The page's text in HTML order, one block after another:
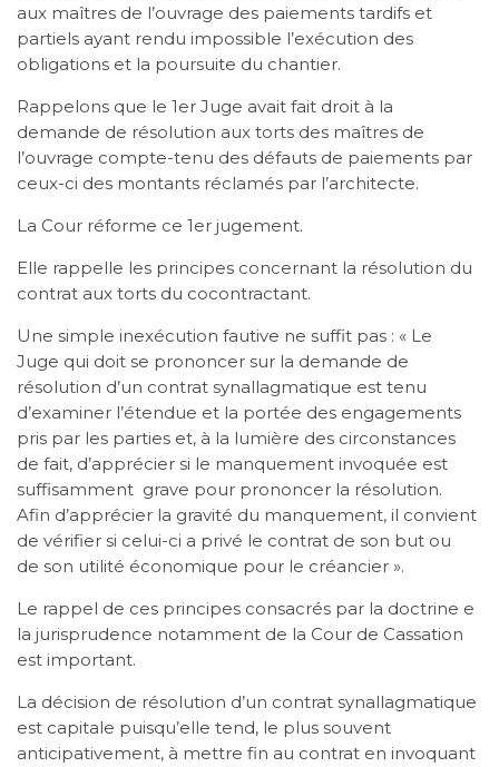
aux maîtres de l’ouvrage des paiements tardifs et
partiels ayant rendu impossible l’exécution des
obligations et la poursuite du chantier.
Rappelons que le 1er Juge avait fait droit à la
demande de résolution aux torts des maîtres de
l’ouvrage compte-tenu des défauts de paiements par
ceux-ci des montants réclamés par l’architecte.
La Cour réforme ce 1er jugement.
Elle rappelle les principes concernant la résolution du
contrat aux torts du cocontractant.
Une simple inexécution fautive ne suffit pas : « Le
Juge qui doit se prononcer sur la demande de
résolution d’un contrat synallagmatique est tenu
d’examiner l’étendue et la portée des engagements
pris par les parties et, à la lumière des circonstances
de fait, d’apprécier si le manquement invoquée est
suffisamment grave pour prononcer la résolution.
Afin d’apprécier la gravité du manquement, il convient
de vérifier si celui-ci a privé le contrat de son but ou
de son utilité économique pour le créancier ».
Le rappel de ces principes consacrés par la doctrine e
la jurisprudence notamment de la Cour de Cassation
est important.
La décision de résolution d’un contrat synallagmatique
est capitale puisqu’elle tend, le plus souvent
anticipativement, à mettre fin au contrat en invoquant